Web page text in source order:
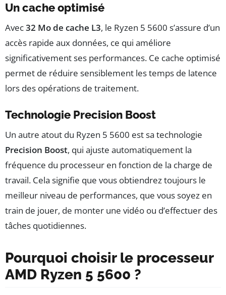
Un cache optimisé
Avec32 Mo de cache L3, le Ryzen 5 5600 s’assure d’un
accès rapide aux données, ce qui améliore
significativement ses performances. Ce cache optimisé
permet de réduire sensiblement les temps de latence
lors des opérations de traitement.
Technologie Precision Boost
Un autre atout du Ryzen 5 5600 est sa technologie
Precision Boost, qui ajuste automatiquement la
fréquence du processeur en fonction de la charge de
travail. Cela signifie que vous obtiendrez toujours le
meilleur niveau de performances, que vous soyez en
train de jouer, de monter une vidéo ou d’effectuer des
tâches quotidiennes.
Pourquoi choisir le processeur
AMD Ryzen 5 5600 ?